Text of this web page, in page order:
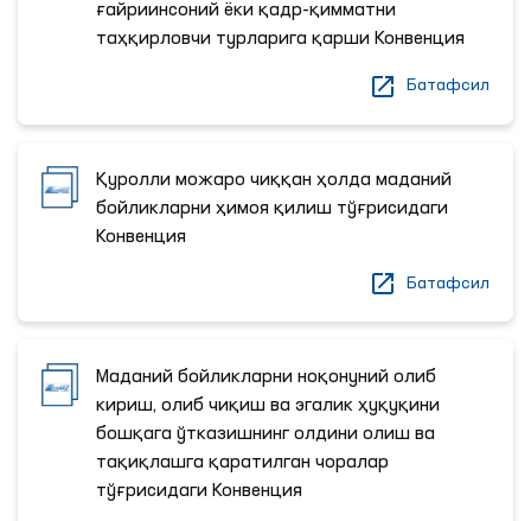
ғайриинсоний ёки қадр-қимматни
таҳқирловчи турларига қарши Конвенция
Батафсил
Қуролли можаро чиққан ҳолда маданий
бойликларни ҳимоя қилиш тўғрисидаги
Конвенция
Батафсил
Маданий бойликларни ноқонуний олиб
кириш, олиб чиқиш ва эгалик ҳуқуқини
бошқага ўтказишнинг олдини олиш ва
тақиқлашга қаратилган чоралар
тўғрисидаги Конвенция